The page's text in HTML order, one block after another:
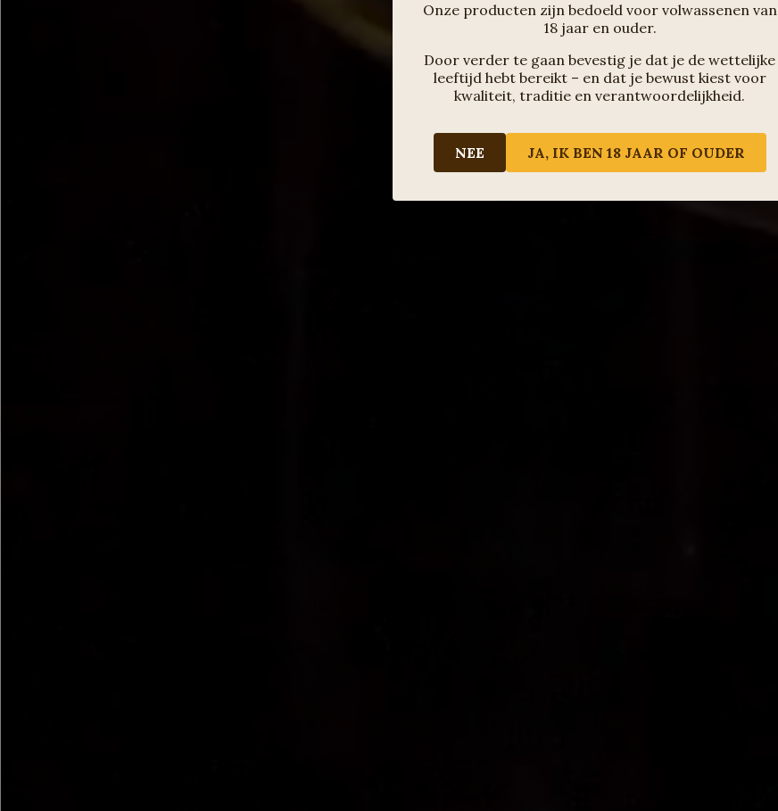
Onze producten zijn bedoeld voor volwassenen van
18 jaar en ouder.
Door verder te gaan bevestig je dat je de wettelijke
leeftijd hebt bereikt – en dat je bewust kiest voor
kwaliteit, traditie en verantwoordelijkheid.
NEE JA, IK BEN 18 JAAR OF OUDER